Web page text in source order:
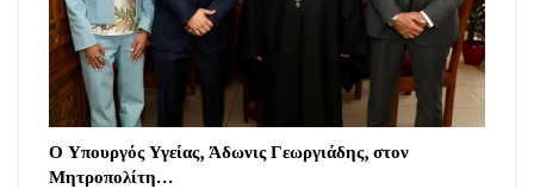
Ο Υπουργός Υγείας, Άδωνις Γεωργιάδης, στον
Μητροπολίτη…